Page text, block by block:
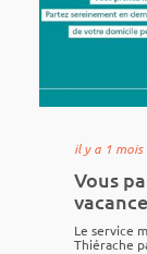
Vous
il y a 1 mois
Le service
Thié­rache